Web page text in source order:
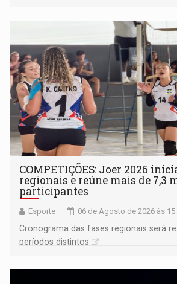
COMPETIÇÕES: Joer 2026
regionais e reúne mais de 7,3
participantes
Esporte 06 de Agosto de 2026 às
Cronograma das fases regionais será
períodos distintos